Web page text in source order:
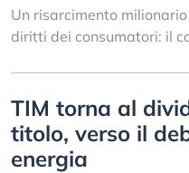
Un risarcimento
diritti dei consumatori: il
TIM torna al
titolo, verso il
energia